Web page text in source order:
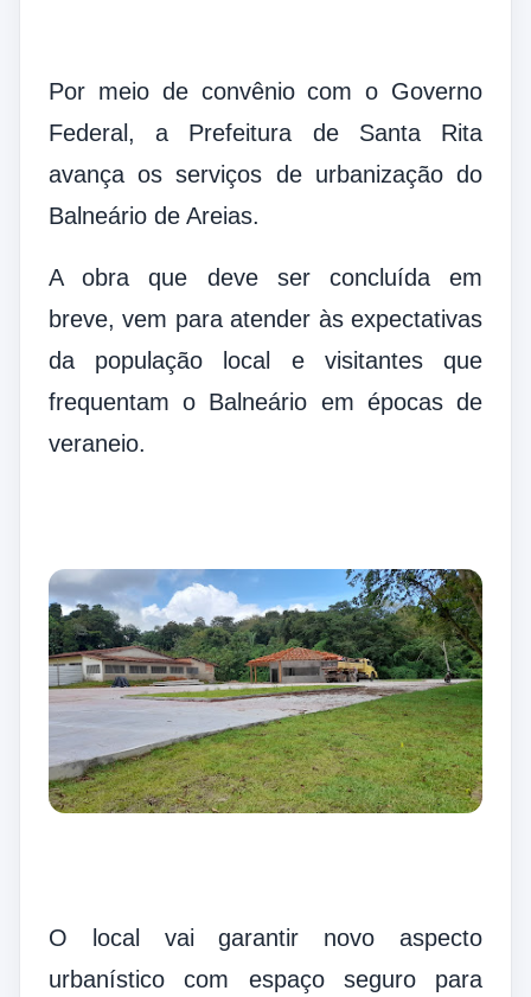
Por meio de convênio com o Governo
Federal, a Prefeitura de Santa Rita
avança os serviços de urbanização do
Balneário de Areias.
A obra que deve ser concluída em
breve, vem para atender às expectativas
da população local e visitantes que
frequentam o Balneário em épocas de
veraneio.
O local vai garantir novo aspecto
urbanístico com espaço seguro para